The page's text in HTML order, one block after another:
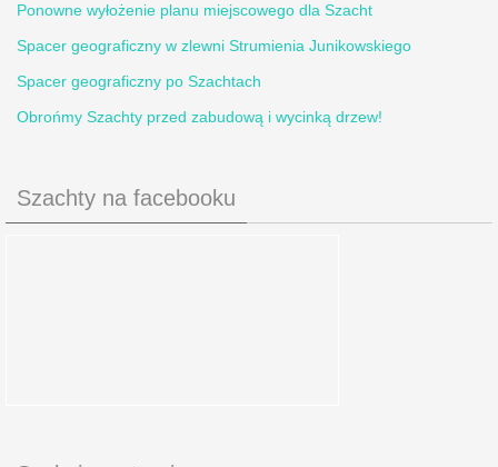
Ponowne wyłożenie planu miejscowego dla Szacht
Spacer geograficzny w zlewni Strumienia Junikowskiego
Spacer geograficzny po Szachtach
Obrońmy Szachty przed zabudową i wycinką drzew!
Szachty na facebooku